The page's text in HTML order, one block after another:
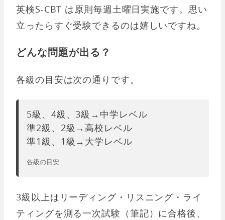
英検S-CBT は原則毎週土曜日実施です。思い
立ったらすぐ受験できるのは嬉しいですね。
どんな問題が出る？
各級の目安は次の通りです。
5級、4級、3級→中学レベル
準2級、2級→高校レベル
準1級、1級→大学レベル
各級の目安
3級以上はリーディング・リスニング・ライ
ティングを測る一次試験（筆記）に合格後、